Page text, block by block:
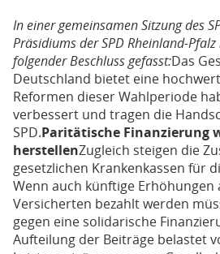
In einer gemeinsamen Sitzung des
Präsidiums der SPD Rheinland-
folgender Beschluss gefasst:Das
Deutschland bietet eine
Reformen dieser Wahlperiode
verbessert und tragen die
SPD.Paritätische Finanzierung
herstellenZugleich steigen die
gesetzlichen Krankenkassen für
Wenn auch künftige Erhöhungen
Versicherten bezahlt werden
gegen eine solidarische
Aufteilung der Beiträge belastet